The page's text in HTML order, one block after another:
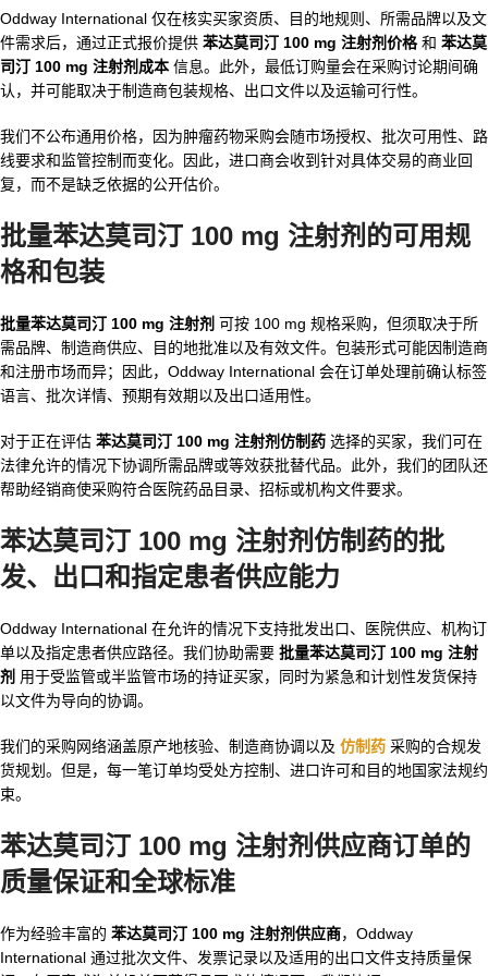
Oddway International 仅在核实买家资质、目的地规则、所需品牌以及文
件需求后，通过正式报价提供 苯达莫司汀 100 mg 注射剂价格和 苯达莫
司汀 100 mg 注射剂成本 信息。此外，最低订购量会在采购讨论期间确
认，并可能取决于制造商包装规格、出口文件以及运输可行性。
我们不公布通用价格，因为肿瘤药物采购会随市场授权、批次可用性、路
线要求和监管控制而变化。因此，进口商会收到针对具体交易的商业回
复，而不是缺乏依据的公开估价。
批量苯达莫司汀 100 mg 注射剂的可用规
格和包装
批量苯达莫司汀 100 mg 注射剂 可按 100 mg 规格采购，但须取决于所
需品牌、制造商供应、目的地批准以及有效文件。包装形式可能因制造商
和注册市场而异；因此，Oddway International 会在订单处理前确认标签
语言、批次详情、预期有效期以及出口适用性。
对于正在评估 苯达莫司汀 100 mg 注射剂仿制药 选择的买家，我们可在
法律允许的情况下协调所需品牌或等效获批替代品。此外，我们的团队还
帮助经销商使采购符合医院药品目录、招标或机构文件要求。
苯达莫司汀 100 mg 注射剂仿制药的批
发、出口和指定患者供应能力
Oddway International 在允许的情况下支持批发出口、医院供应、机构订
单以及指定患者供应路径。我们协助需要 批量苯达莫司汀 100 mg 注射
剂 用于受监管或半监管市场的持证买家，同时为紧急和计划性发货保持
以文件为导向的协调。
我们的采购网络涵盖原产地核验、制造商协调以及 仿制药 采购的合规发
货规划。但是，每一笔订单均受处方控制、进口许可和目的地国家法规约
束。
苯达莫司汀 100 mg 注射剂供应商订单的
质量保证和全球标准
作为经验丰富的 苯达莫司汀 100 mg 注射剂供应商，Oddway
International 通过批次文件、发票记录以及适用的出口文件支持质量保